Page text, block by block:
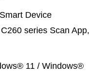
Device
series Scan App,
11 / Windows®